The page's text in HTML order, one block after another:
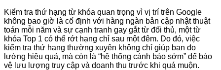
Kiểm tra thứ hạng từ khóa quan trọng vì vị trí trên Google
không bao giờ là cố định với hàng ngàn bản cập nhật thuật
toán mỗi năm và sự cạnh tranh gay gắt từ đối thủ, một từ
khóa Top 1 có thể rớt hạng chỉ sau một đêm. Do đó, việc
kiểm tra thứ hạng thường xuyên không chỉ giúp bạn đo
lường hiệu quả, mà còn là “hệ thống cảnh báo sớm” để bảo
vệ lưu lượng truy cập và doanh thu trước khi quá muộn.